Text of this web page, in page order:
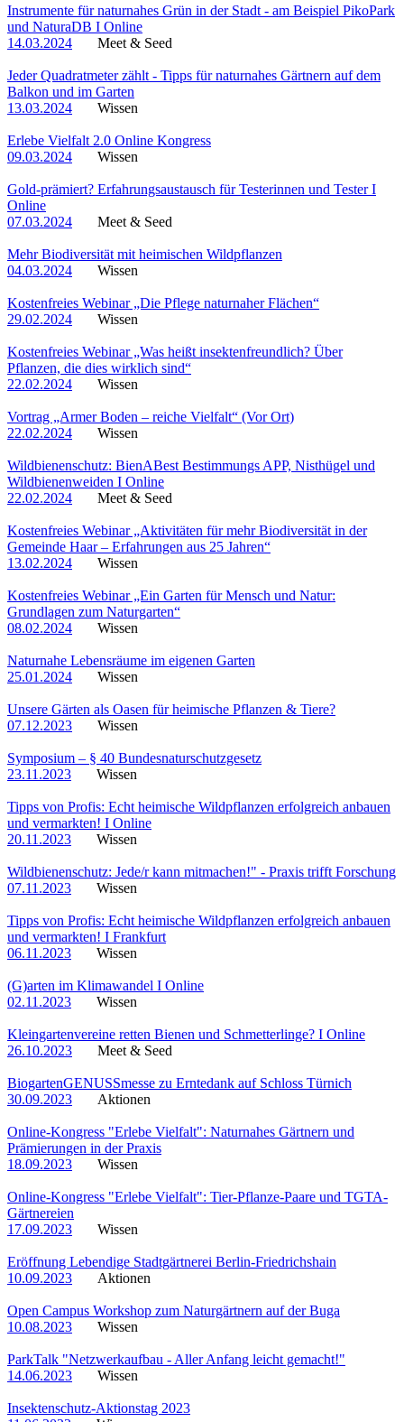
Instrumente für naturnahes Grün in der Stadt - am Beispiel PikoPark
und NaturaDB I Online
14.03.2024
Meet & Seed
Jeder Quadratmeter zählt - Tipps für naturnahes Gärtnern auf dem
Balkon und im Garten
13.03.2024
Wissen
Erlebe Vielfalt 2.0 Online Kongress
09.03.2024
Wissen
Gold-prämiert? Erfahrungsaustausch für Testerinnen und Tester I
Online
07.03.2024
Meet & Seed
Mehr Biodiversität mit heimischen Wildpflanzen
04.03.2024
Wissen
Kostenfreies Webinar „Die Pflege naturnaher Flächen“
29.02.2024
Wissen
Kostenfreies Webinar „Was heißt insektenfreundlich? Über
Pflanzen, die dies wirklich sind“
22.02.2024
Wissen
Vortrag „Armer Boden – reiche Vielfalt“ (Vor Ort)
22.02.2024
Wissen
Wildbienenschutz: BienABest Bestimmungs APP, Nisthügel und
Wildbienenweiden I Online
22.02.2024
Meet & Seed
Kostenfreies Webinar „Aktivitäten für mehr Biodiversität in der
Gemeinde Haar – Erfahrungen aus 25 Jahren“
13.02.2024
Wissen
Kostenfreies Webinar „Ein Garten für Mensch und Natur:
Grundlagen zum Naturgarten“
08.02.2024
Wissen
Naturnahe Lebensräume im eigenen Garten
25.01.2024
Wissen
Unsere Gärten als Oasen für heimische Pflanzen & Tiere?
07.12.2023
Wissen
Symposium – § 40 Bundesnaturschutzgesetz
23.11.2023
Wissen
Tipps von Profis: Echt heimische Wildpflanzen erfolgreich anbauen
und vermarkten! I Online
20.11.2023
Wissen
Wildbienenschutz: Jede/r kann mitmachen!" - Praxis trifft Forschung
07.11.2023
Wissen
Tipps von Profis: Echt heimische Wildpflanzen erfolgreich anbauen
und vermarkten! I Frankfurt
06.11.2023
Wissen
(G)arten im Klimawandel I Online
02.11.2023
Wissen
Kleingartenvereine retten Bienen und Schmetterlinge? I Online
26.10.2023
Meet & Seed
BiogartenGENUSSmesse zu Erntedank auf Schloss Türnich
30.09.2023
Aktionen
Online-Kongress "Erlebe Vielfalt": Naturnahes Gärtnern und
Prämierungen in der Praxis
18.09.2023
Wissen
Online-Kongress "Erlebe Vielfalt": Tier-Pflanze-Paare und TGTA-
Gärtnereien
17.09.2023
Wissen
Eröffnung Lebendige Stadtgärtnerei Berlin-Friedrichshain
10.09.2023
Aktionen
Open Campus Workshop zum Naturgärtnern auf der Buga
10.08.2023
Wissen
ParkTalk "Netzwerkaufbau - Aller Anfang leicht gemacht!"
14.06.2023
Wissen
Insektenschutz-Aktionstag 2023